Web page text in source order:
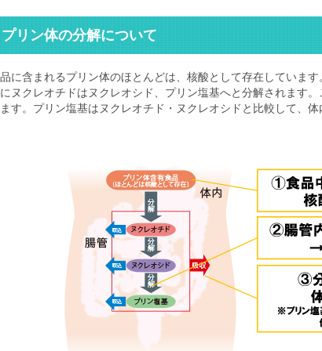
プリン体の分解について
に含まれるプリン体のほとんどは、核酸として存在していま
ヌクレオチドはヌクレオシド、プリン塩基へと分解されます
す。プリン塩基はヌクレオチド・ヌクレオシドと比較して、体